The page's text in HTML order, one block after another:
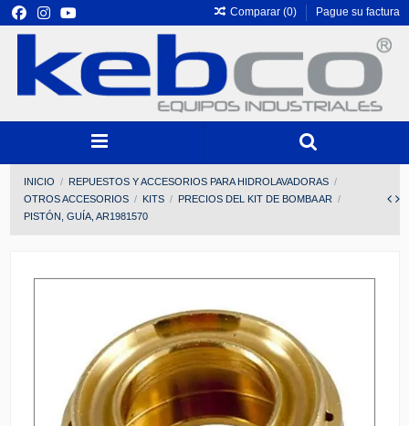
Comparar (0) Pague su factura
INICIO
REPUESTOS Y ACCESORIOS PARA HIDROLAVADORAS
OTROS ACCESORIOS
KITS
PRECIOS DEL KIT DE BOMBA AR
PISTÓN, GUÍA, AR1981570